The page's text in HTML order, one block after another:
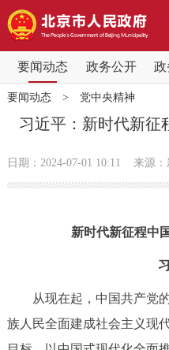
要闻动态 政务公开 政
要闻动态
党中央精神
政务公开
政策兑现 政
要闻动态> 党中央精神
习近平：新时代新征
日期：2024-07-01 10:11 来源
新时代新征程中
从现在起，中国共产党的
族人民全面建成社会主义现